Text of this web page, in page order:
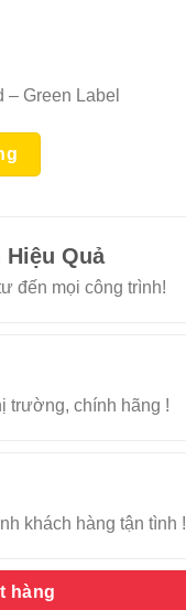
Green Label
Hiệu Quả
đến mọi công trình!
trường, chính hãng !
khách hàng tận tình !
hàng